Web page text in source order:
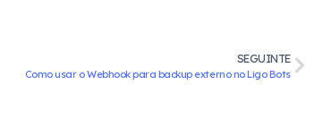
SEGUINTE
Como usar o Webhook para backup externo no Ligo Bots